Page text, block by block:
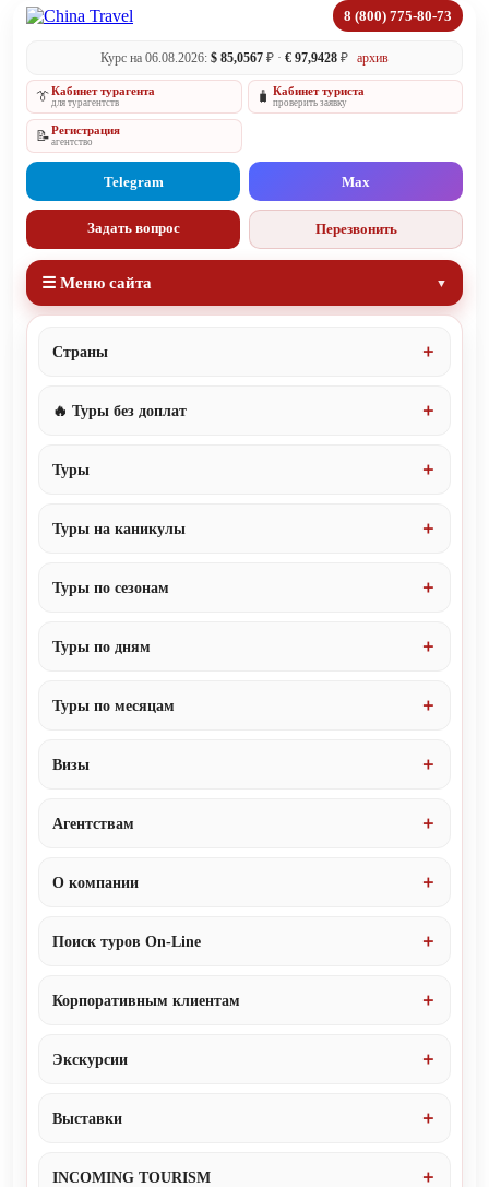
8 (800) 775-80-73
Курс на 06.08.2026: $ 85,0567 ₽ · € 97,9428 ₽ архив
👔Кабинет турагента
для турагентств 🧳 Кабинет туриста
проверить заявку
📝Регистрация
агентство
Telegram Max
Задать вопрос Перезвонить
☰ Меню сайта
Страны
🔥 Туры без доплат
Туры
Туры на каникулы
Туры по сезонам
Туры по дням
Туры по месяцам
Визы
Агентствам
О компании
Поиск туров On-Line
Корпоративным клиентам
Экскурсии
Выставки
INCOMING TOURISM